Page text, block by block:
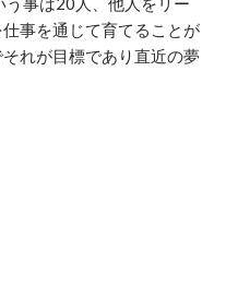
事を通じて育てることが
れが目標であり直近の夢